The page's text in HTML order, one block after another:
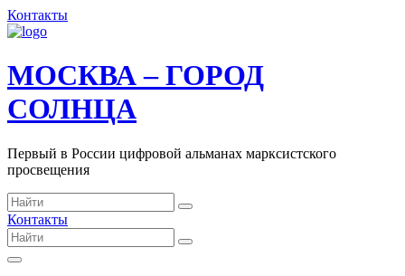
Контакты
МОСКВА – ГОРОД
СОЛНЦА
Первый в России цифровой альманах марксистского
просвещения
Контакты